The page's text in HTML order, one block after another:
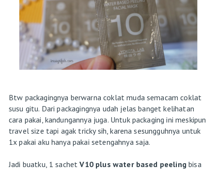
Btw packagingnya berwarna coklat muda semacam coklat
susu gitu. Dari packagingnya udah jelas banget kelihatan
cara pakai, kandungannya juga. Untuk packaging ini meskipun
travel size tapi agak tricky sih, karena sesungguhnya untuk
1x pakai aku hanya pakai setengahnya saja.
Jadi buatku, 1 sachetV10 plus water based peelingbisa